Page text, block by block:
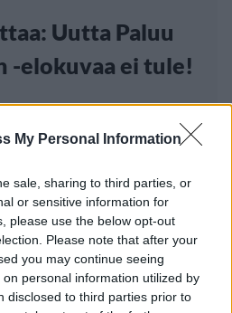
My Personal Information
sale, sharing to third parties, or
or sensitive information for
please use the below opt-out
Please note that after your
you may continue seeing
personal information utilized by
disclosed to third parties prior to
Uutta Paluu
-elokuvaa ei tule!